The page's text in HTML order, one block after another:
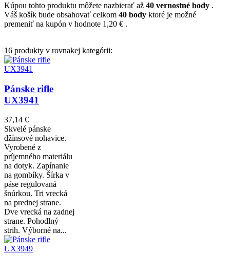
Kúpou tohto produktu môžete nazbierať až 40 vernostné body .
Váš košík bude obsahovať celkom 40 body ktoré je možné
premeniť na kupón v hodnote 1,20 € .
16 produkty v rovnakej kategórii:
Pánske rifle
UX3941
37,14 €
Skvelé pánske
džínsové nohavice.
Vyrobené z
príjemného materiálu
na dotyk. Zapínanie
na gombíky. Šírka v
páse regulovaná
šnúrkou. Tri vrecká
na prednej strane.
Dve vrecká na zadnej
strane. Pohodlný
strih. Výborné na...